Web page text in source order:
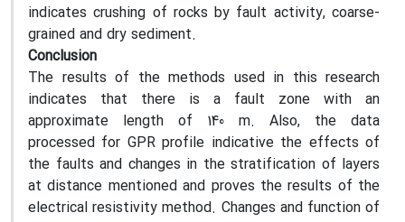
indicates crushing of rocks by fault activity, coarse-
grained and dry sediment.
Conclusion
The results of the methods used in this research
indicates that there is a fault zone with an
approximate length of 140 m. Also, the data
processed for GPR profile indicative the effects of
the faults and changes in the stratification of layers
at distance mentioned and proves the results of the
electrical resistivity method. Changes and function of